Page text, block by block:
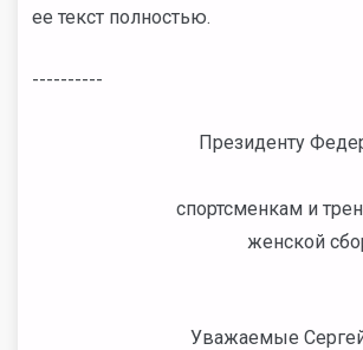
ее текст полностью.
----------
Президенту
спортсменкам и
женской
Уважаемые